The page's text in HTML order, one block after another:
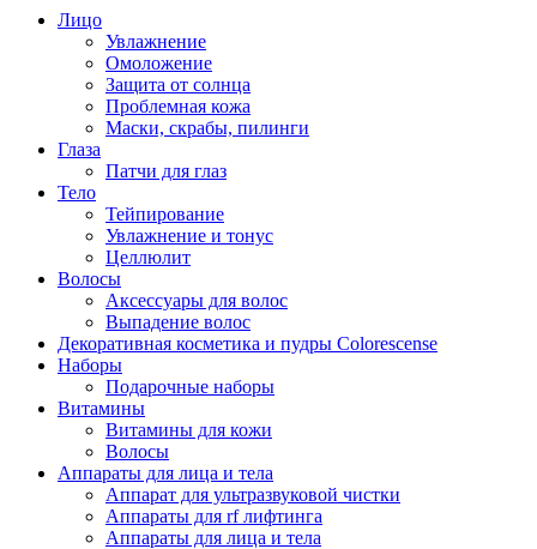
Лицо
Увлажнение
Омоложение
Защита от солнца
Проблемная кожа
Маски, скрабы, пилинги
Глаза
Патчи для глаз
Тело
Тейпирование
Увлажнение и тонус
Целлюлит
Волосы
Аксессуары для волос
Выпадение волос
Декоративная косметика и пудры Colorescense
Наборы
Подарочные наборы
Витамины
Витамины для кожи
Волосы
Аппараты для лица и тела
Аппарат для ультразвуковой чистки
Аппараты для rf лифтинга
Аппараты для лица и тела